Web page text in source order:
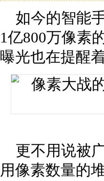
如今的智能
1亿800万像素
曝光也在提醒
更不用说被
用像素数量的